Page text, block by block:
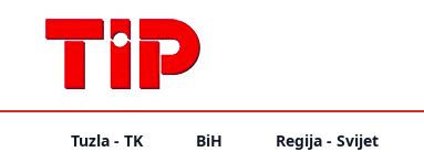
Tuzla - TK BiH Regija - Svijet